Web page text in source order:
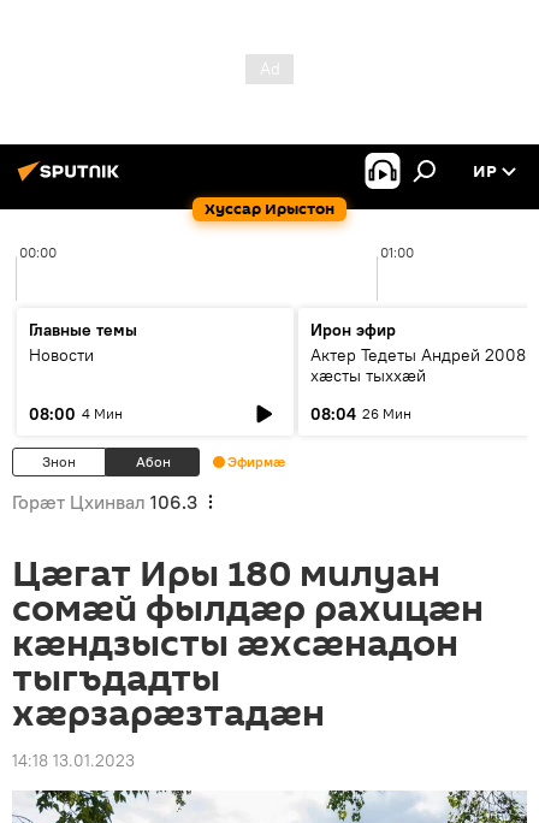
Хуссар Ирыстон
ИР
00:00 01:00
Главные темы
Новости
08:00 4 Мин
Ирон эфир
Актер Тедеты Андрей 2008
хæсты тыххæй
08:04 26 Мин
Знон Абон Эфирмæ
Горӕт Цхинвал 106.3
Цæгат Иры 180 милуан
сомæй фылдæр рахицæн
кæндзысты æхсæнадон
тыгъдадты
хæрзарæзтадæн
14:18 13.01.2023